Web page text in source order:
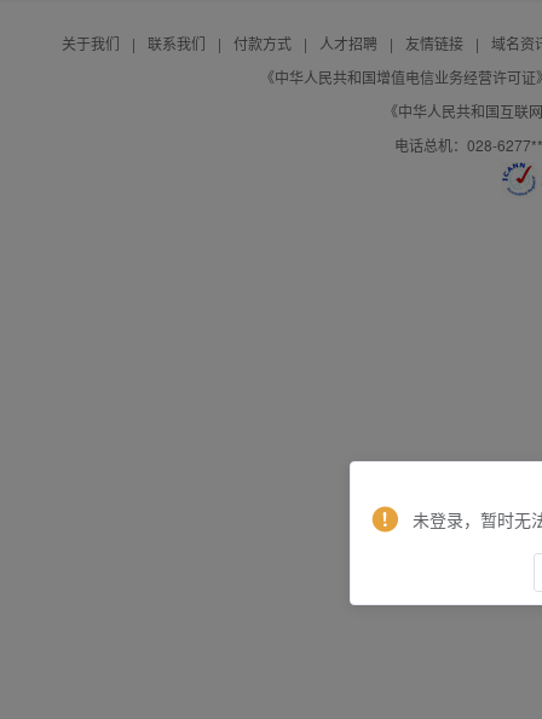
关于我们 | 联系我们 | 付款方式 | 人才招聘 | 友情链接 |
域名资
《中华人民共和国增值电信业务经营许可
《中华人民共和国互联
电话总机：028-
未登录，暂时无